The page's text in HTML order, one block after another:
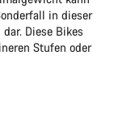
in dieser
Diese Bikes
Stufen oder